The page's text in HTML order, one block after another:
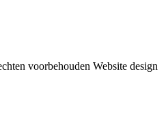
voorbehouden Website design